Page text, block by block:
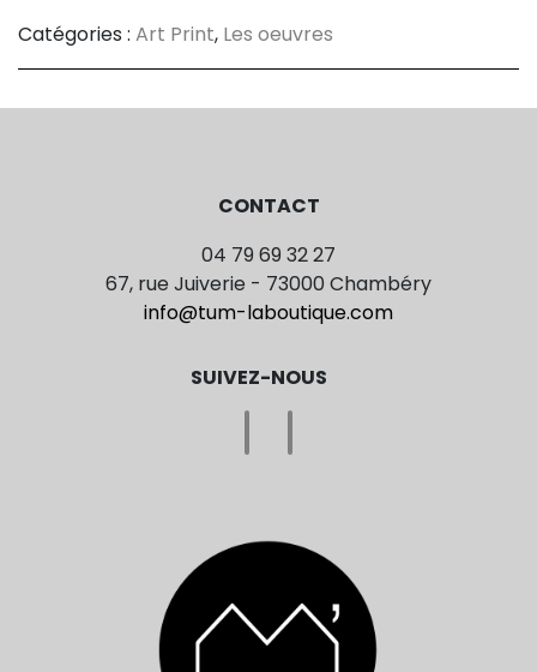
Catégories : Art Print, Les oeuvres
CONTACT
04 79 69 32 27
67, rue Juiverie - 73000 Chambéry
info@tum-laboutique.com
SUIVEZ-NOUS